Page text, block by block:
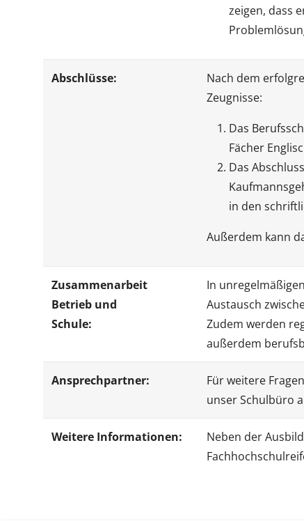
zeigen, dass
Abschlüsse:
Nach dem
Zeugnisse:
Das
Fächer
Das
in den
Außerdem kann
Zusammenarbeit
Betrieb und
Schule:
In
Austausch
Zudem werden
außerdem
Ansprechpartner:
Für weitere
unser Schulbüro
Weitere Informationen:
Neben der